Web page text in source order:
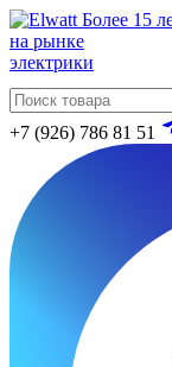
Более 15
на рынке
электрики
+7 (926) 786 81 51